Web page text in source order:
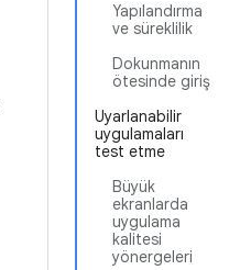
Yapılandırma
ve süreklilik
Dokunmanın
ötesinde giriş
Uyarlanabilir
uygulamaları
test etme
Büyük
ekranlarda
uygulama
kalitesi
yönergeleri